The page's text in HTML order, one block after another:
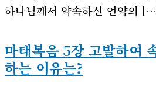
하나님께서 약속하신 언약의
마태복음 5장 고발하여
하는 이유는?